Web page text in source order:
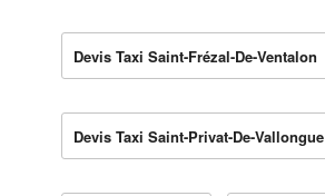
Devis Taxi Saint-Frézal-De-Ventalon
Devis Taxi Saint-Privat-De-Vallongue